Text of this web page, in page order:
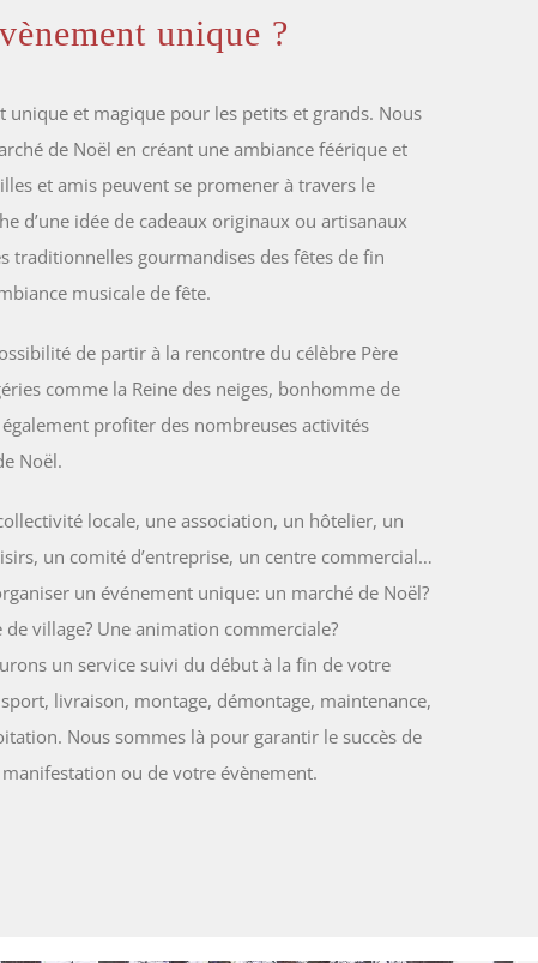
unique ?
unique et magique pour les petits et grands. Nous
de Noël en créant une ambiance féérique et
et amis peuvent se promener à travers le
d’une idée de cadeaux originaux ou artisanaux
traditionnelles gourmandises des fêtes de fin
musicale de fête.
de partir à la rencontre du célèbre Père
comme la Reine des neiges, bonhomme de
profiter des nombreuses activités
Noël.
locale, une association, un hôtelier, un
un comité d’entreprise, un centre commercial…
un événement unique: un marché de Noël?
de village? Une animation commerciale?
un service suivi du début à la fin de votre
livraison, mon­tage, démontage, maintenance,
Nous sommes là pour garantir le succès de
ou de votre évènement.